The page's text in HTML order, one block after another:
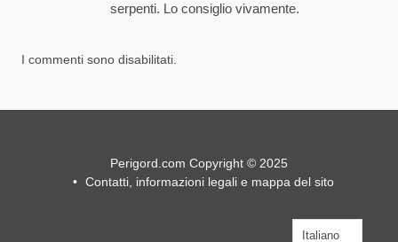
serpenti. Lo consiglio vivamente.
I commenti sono disabilitati.
Perigord.com Copyright © 2025
Contatti, informazioni legali e mappa del sito
Italiano